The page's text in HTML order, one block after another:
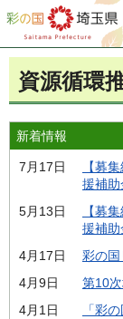
彩の国 埼玉県
資源循環
新着情報
7月17日
【募
援補
5月13日
【募
援補助
4月17日
彩の
4月9日
第10
4月1日
「彩